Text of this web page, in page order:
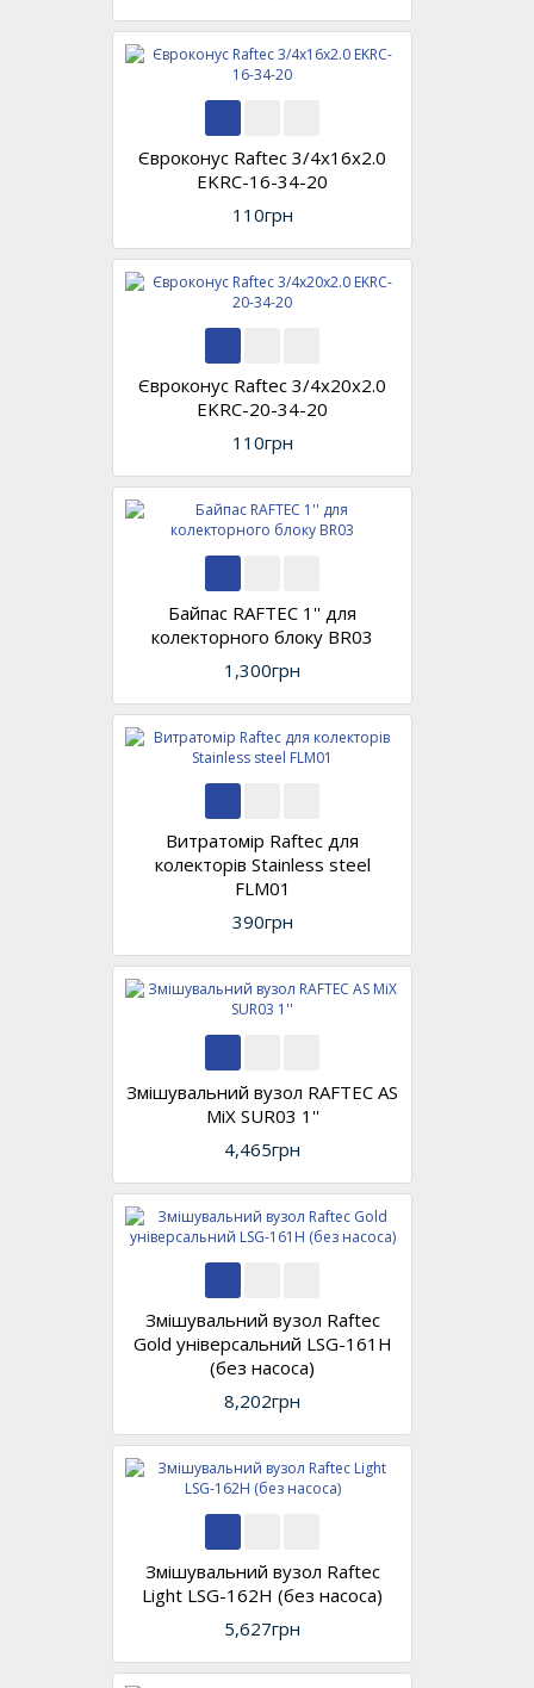
Євроконус Raftec 3/4х16х2.0
EKRC-16-34-20
110грн
Євроконус Raftec 3/4х20х2.0
EKRC-20-34-20
110грн
Байпас RAFTEC 1'' для
колекторного блоку BR03
1,300грн
Витратомір Raftec для
колекторів Stainless steel
FLM01
390грн
Змішувальний вузол RAFTEC AS
MiX SUR03 1''
4,465грн
Змішувальний вузол Raftec
Gold універсальний LSG-161H
(без насоса)
8,202грн
Змішувальний вузол Raftec
Light LSG-162H (без насоса)
5,627грн